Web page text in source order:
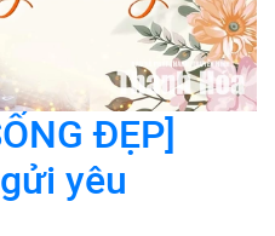
ĐẸP]
yêu